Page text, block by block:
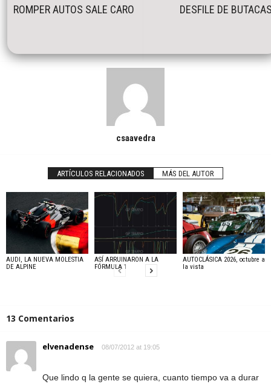
ROMPER AUTOS SALE CARO DESFILE DE
csaavedra
ARTÍCULOS RELACIONADOS MÁS DEL AUTOR
AUDI, LA NUEVA MOLESTIA
DE ALPINE
ASÍ ARRUINARON A LA
FÓRMULA 1
AUTOCLÁSICA 2026, octubre a
la vista
13 Comentarios
elvenadense 08/07/2012 at 19:05
Que lindo q la gente se quiera, cuanto tiempo va a durar